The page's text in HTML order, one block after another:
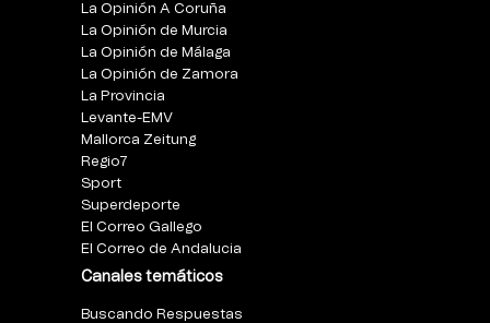
La Opinión A Coruña
La Opinión de Murcia
La Opinión de Málaga
La Opinión de Zamora
La Provincia
Levante-EMV
Mallorca Zeitung
Regio7
Sport
Superdeporte
El Correo Gallego
El Correo de Andalucia
Canales temáticos
Buscando Respuestas